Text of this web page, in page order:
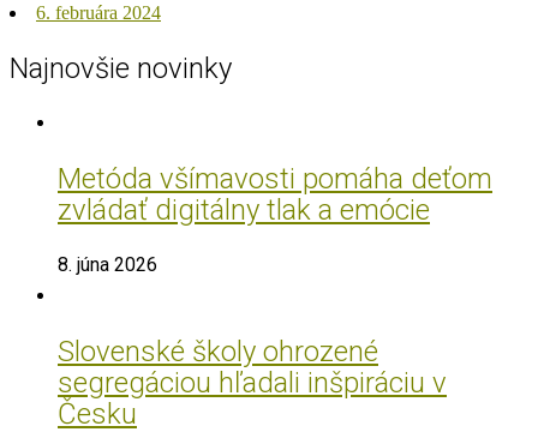
Posted
6. februára 2024
Najnovšie novinky
Metóda všímavosti pomáha deťom
zvládať digitálny tlak a emócie
8. júna 2026
Slovenské školy ohrozené
segregáciou hľadali inšpiráciu v
Česku